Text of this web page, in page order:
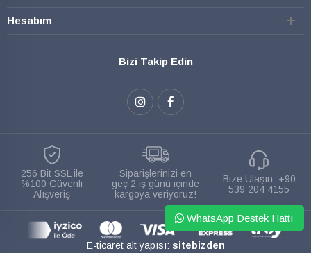
Hesabım
Bizi Takip Edin
256 Bit SSL ile
%100 Güvenli
Alışveriş
Siparişlerinizi en
geç 2 iş günü içinde
kargoya veriyoruz!
Bize Ulaşın: +90
539 204 4155
E-ticaret alt yapısı: sitebizden
WhatsApp Destek Hattı